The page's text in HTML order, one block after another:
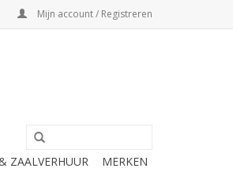
Mijn account / Registreren
ZAALVERHUUR MERKEN